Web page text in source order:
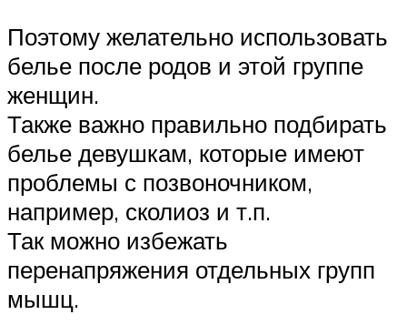
Поэтому желательно использовать
белье после родов и этой группе
женщин.
Также важно правильно подбирать
белье девушкам, которые имеют
проблемы с позвоночником,
например, сколиоз и т.п.
Так можно избежать
перенапряжения отдельных групп
мышц.